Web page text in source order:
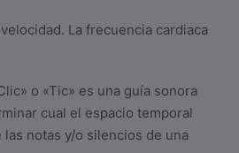
La frecuencia cardiaca
o «Tic» es una guía sonora
cual el espacio temporal
las notas y/o silencios de una